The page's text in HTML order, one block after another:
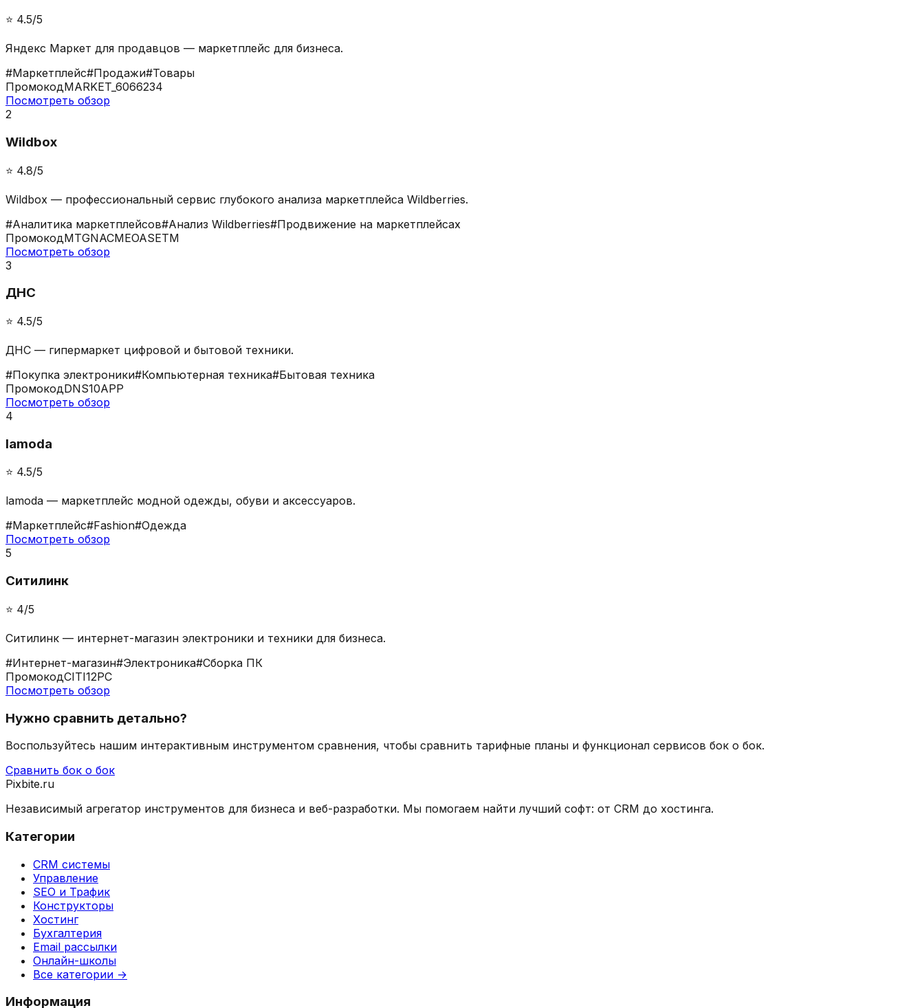
⭐️ 4.5/5
Яндекс Маркет для продавцов — маркетплейс для бизнеса.
#Маркетплейс#Продажи#Товары
ПромокодMARKET_6066234
Посмотреть обзор
2
Wildbox
⭐️ 4.8/5
Wildbox — профессиональный сервис глубокого анализа маркетплейса Wildberries.
#Аналитика маркетплейсов#Анализ Wildberries#Продвижение на маркетплейсах
ПромокодMTGNACMEOASETM
Посмотреть обзор
3
ДНС
⭐️ 4.5/5
ДНС — гипермаркет цифровой и бытовой техники.
#Покупка электроники#Компьютерная техника#Бытовая техника
ПромокодDNS10APP
Посмотреть обзор
4
lamoda
⭐️ 4.5/5
lamoda — маркетплейс модной одежды, обуви и аксессуаров.
#Маркетплейс#Fashion#Одежда
Посмотреть обзор
5
Ситилинк
⭐️ 4/5
Ситилинк — интернет-магазин электроники и техники для бизнеса.
#Интернет-магазин#Электроника#Сборка ПК
ПромокодCITI12PC
Посмотреть обзор
Нужно сравнить детально?
Воспользуйтесь нашим интерактивным инструментом сравнения, чтобы сравнить тарифные планы и функционал сервисов бок о бок.
Сравнить бок о бок
Pixbite.ru
Независимый агрегатор инструментов для бизнеса и веб-разработки. Мы помогаем найти лучший софт: от CRM до хостинга.
Категории
CRM системы
Управление
SEO и Трафик
Конструкторы
Хостинг
Бухгалтерия
Email рассылки
Онлайн-школы
Все категории →
Информация